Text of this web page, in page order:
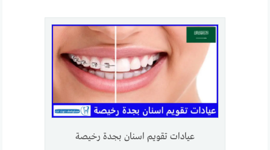
عيادات تقويم اسنان بجدة رخيصة